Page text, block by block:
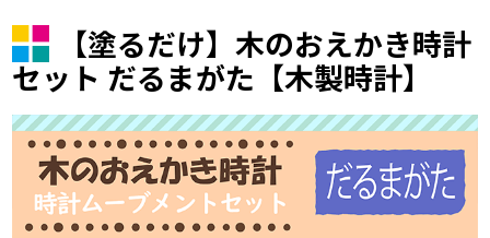
【塗るだけ】木のおえかき時計
セット だるまがた【木製時計】